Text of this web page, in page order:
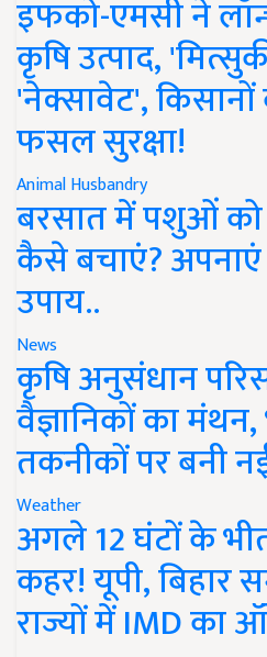
इफको-एमसी ने
कृषि उत्पाद,
'नेक्सावेट', किसानों
फसल सुरक्षा!
Animal Husbandry
बरसात में पशुओं को
कैसे बचाएं?
उपाय..
News
कृषि अनुसंधान
वैज्ञानिकों का
तकनीकों पर बनी
Weather
अगले 12 घंटों के
कहर! यूपी, बिहार
राज्यों में IMD का